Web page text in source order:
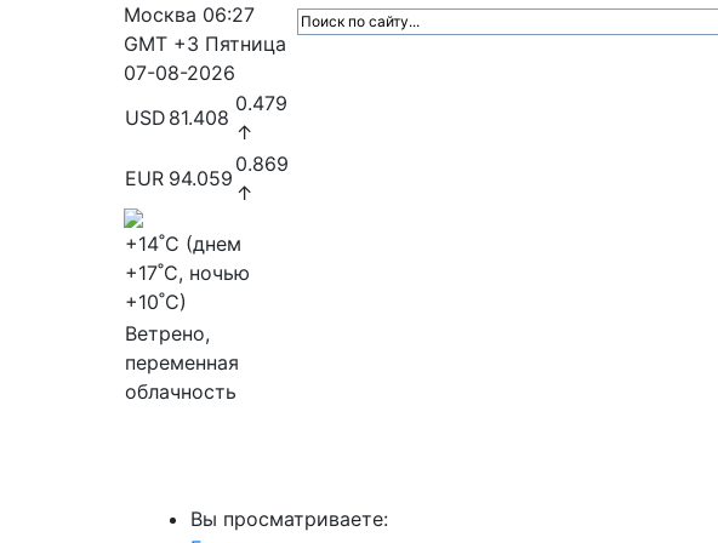
Москва 06:27
GMT +3 Пятница
07-08-2026
USD 81.408
0.479
↑
EUR 94.059
0.869
↑
+14˚C (днем
+17˚C, ночью
+10˚C)
Ветрено,
переменная
облачность
Вы просматриваете: